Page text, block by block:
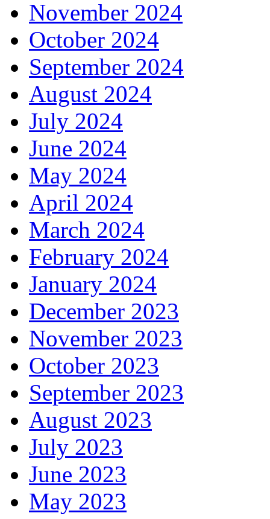
November 2024
October 2024
September 2024
August 2024
July 2024
June 2024
May 2024
April 2024
March 2024
February 2024
January 2024
December 2023
November 2023
October 2023
September 2023
August 2023
July 2023
June 2023
May 2023